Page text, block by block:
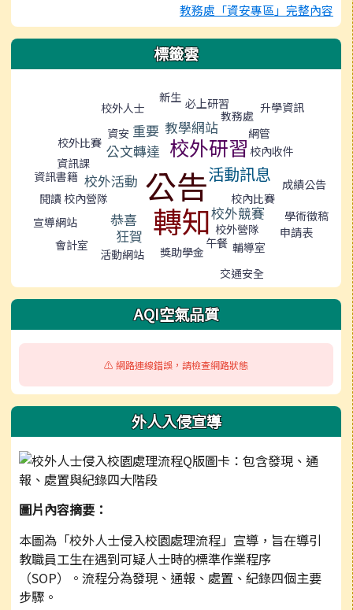
教務處「資安專區」完整內容
標籤雲
校外人士
新生 必上研習 升學資訊
重要 教學網站
教務處
校外比賽 公文轉達
資安 校外研習
網管
資訊課
校內收件
資訊書籍 校外活動 公告活動訊息
閱讀校內營隊
成績公告
恭喜 轉知校外競賽
校內比賽
宣導網站
學術徵稿
會計室
狂賀
活動網站
午餐
校外營隊
申請表
獎助學金
輔導室
交通安全
AQI空氣品質
⚠️ 網路連線錯誤，請檢查網路狀態
外人入侵宣導
圖片內容摘要：
本圖為「校外人士侵入校園處理流程」宣導，旨在導引
教職員工生在遇到可疑人士時的標準作業程序
（SOP）。流程分為發現、通報、處置、紀錄四個主要
步驟。